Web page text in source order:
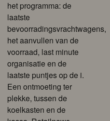
het programma: de
laatste
bevoorradingsvrachtwagens,
het aanvullen van de
voorraad, last minute
organisatie en de
laatste puntjes op de i.
Een ontmoeting ter
plekke, tussen de
koelkasten en de